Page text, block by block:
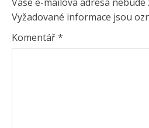
Vyžadované informace jsou
Komentář*